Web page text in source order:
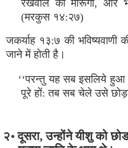
रखवाले को मारूंगा, और
(मरकुस १४:२७)
जकर्याह १३:७ की भविष्यवाणी
जाने में होती है।
‘‘परन्तु यह सब इसलिये हुआ
पूरे हों: तब सब चेले उसे
२॰ दूसरा, उन्होंने यीशु को